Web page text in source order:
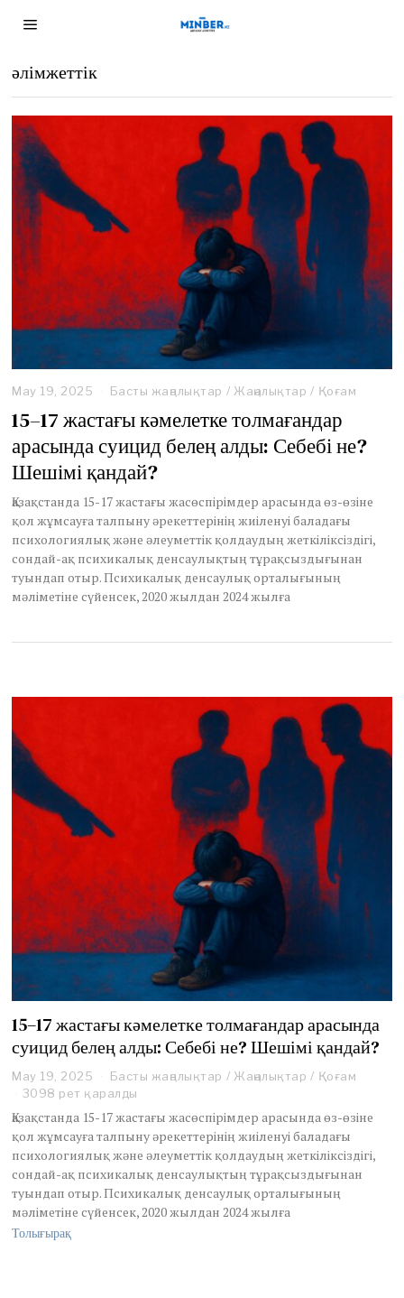
әлімжеттік
May 19, 2025
n
2
4
2
0
2
5
Басты жаңалықтар / Жаңалықтар / Қоғам
15–17 жастағы кәмелетке толмағандар
арасында суицид белең алды: Себебі не?
Шешімі қандай?
Қазақстанда 15-17 жастағы жасөспірімдер арасында өз-өзіне
қол жұмсауға талпыну әрекеттерінің жиіленуі баладағы
психологиялық және әлеуметтік қолдаудың жеткіліксіздігі,
сондай-ақ психикалық денсаулықтың тұрақсыздығынан
туындап отыр. Психикалық денсаулық орталығының
мәліметіне сүйенсек, 2020 жылдан 2024 жылға
15–17 жастағы кәмелетке толмағандар арасында
суицид белең алды: Себебі не? Шешімі қандай?
May 19, 2025
u
e
2
4
,
2
0
Басты жаңалықтар / Жаңалықтар / Қоғам
3098 рет қаралды
Қазақстанда 15-17 жастағы жасөспірімдер арасында өз-өзіне
қол жұмсауға талпыну әрекеттерінің жиіленуі баладағы
психологиялық және әлеуметтік қолдаудың жеткіліксіздігі,
сондай-ақ психикалық денсаулықтың тұрақсыздығынан
туындап отыр. Психикалық денсаулық орталығының
мәліметіне сүйенсек, 2020 жылдан 2024 жылға
Толығырақ